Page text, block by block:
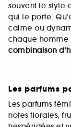
souvent le style
qui le porte.
calme ou
chaque homme
combinaison
Les parfums
Les parfums
notes florales,